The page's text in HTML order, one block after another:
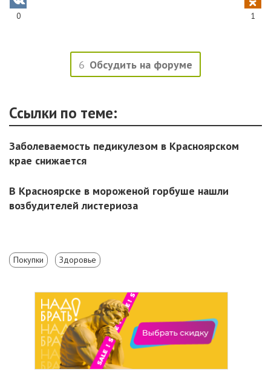
0 1
6 Обсудить на форуме
Ссылки по теме:
Заболеваемость педикулезом в Красноярском
крае снижается
В Красноярске в мороженой горбуше нашли
возбудителей листериоза
Покупки Здоровье